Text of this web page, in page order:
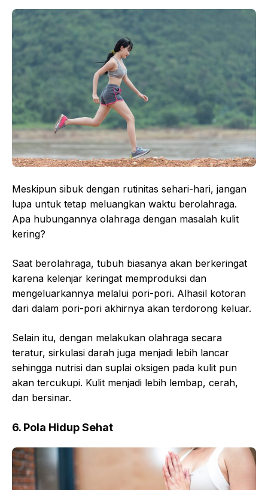
Meskipun sibuk dengan rutinitas sehari-hari, jangan
lupa untuk tetap meluangkan waktu berolahraga.
Apa hubungannya olahraga dengan masalah kulit
kering?
Saat berolahraga, tubuh biasanya akan berkeringat
karena kelenjar keringat memproduksi dan
mengeluarkannya melalui pori-pori. Alhasil kotoran
dari dalam pori-pori akhirnya akan terdorong keluar.
Selain itu, dengan melakukan olahraga secara
teratur, sirkulasi darah juga menjadi lebih lancar
sehingga nutrisi dan suplai oksigen pada kulit pun
akan tercukupi. Kulit menjadi lebih lembap, cerah,
dan bersinar.
6. Pola Hidup Sehat